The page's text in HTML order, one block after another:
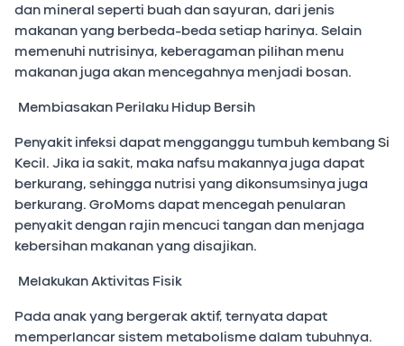
dan mineral seperti buah dan sayuran, dari jenis
makanan yang berbeda-beda setiap harinya. Selain
memenuhi nutrisinya, keberagaman pilihan menu
makanan juga akan mencegahnya menjadi bosan.
Membiasakan Perilaku Hidup Bersih
Penyakit infeksi dapat mengganggu tumbuh kembang Si
Kecil. Jika ia sakit, maka nafsu makannya juga dapat
berkurang, sehingga nutrisi yang dikonsumsinya juga
berkurang. GroMoms dapat mencegah penularan
penyakit dengan rajin mencuci tangan dan menjaga
kebersihan makanan yang disajikan.
Melakukan Aktivitas Fisik
Pada anak yang bergerak aktif, ternyata dapat
memperlancar sistem metabolisme dalam tubuhnya.